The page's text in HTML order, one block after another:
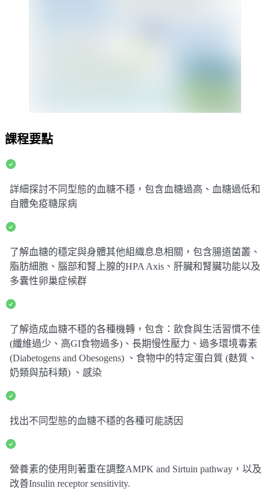
課程要點
詳細探討不同型態的血糖不穩，包含血糖過高、血糖過低和
自體免疫糖尿病
了解血糖的穩定與身體其他組織息息相關，包含腸道菌叢、
脂肪細胞、腦部和腎上腺的HPA Axis、肝臟和腎臟功能以及
多囊性卵巢症候群
了解造成血糖不穩的各種機轉，包含：飲食與生活習慣不佳
(纖維過少、高GI食物過多)、長期慢性壓力、過多環境毒素
(Diabetogens and Obesogens) 、食物中的特定蛋白質 (麩質、
奶類與茄科類) 、感染
找出不同型態的血糖不穩的各種可能誘因
營養素的使用則著重在調整AMPK and Sirtuin pathway，以及
改善Insulin receptor sensitivity.